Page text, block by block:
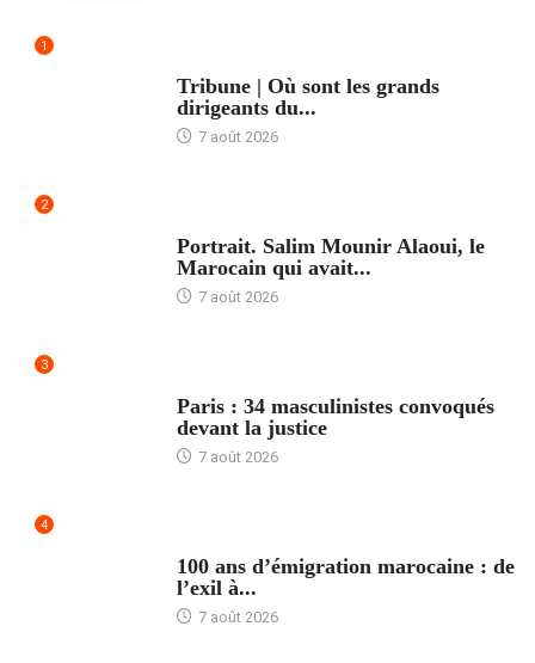
1
Tribune | Où sont les grands
dirigeants du...
7 août 2026
2
Portrait. Salim Mounir Alaoui, le
Marocain qui avait...
7 août 2026
3
Paris : 34 masculinistes convoqués
devant la justice
7 août 2026
4
100 ans d’émigration marocaine : de
l’exil à...
7 août 2026